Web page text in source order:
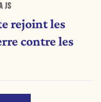
JS
rejoint les
contre les